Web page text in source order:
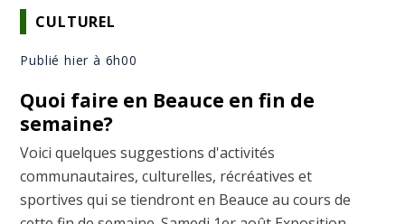
CULTUREL
Publié hier à 6h00
Quoi faire en Beauce en fin de
semaine?
Voici quelques suggestions d'activités
communautaires, culturelles, récréatives et
sportives qui se tiendront en Beauce au cours de